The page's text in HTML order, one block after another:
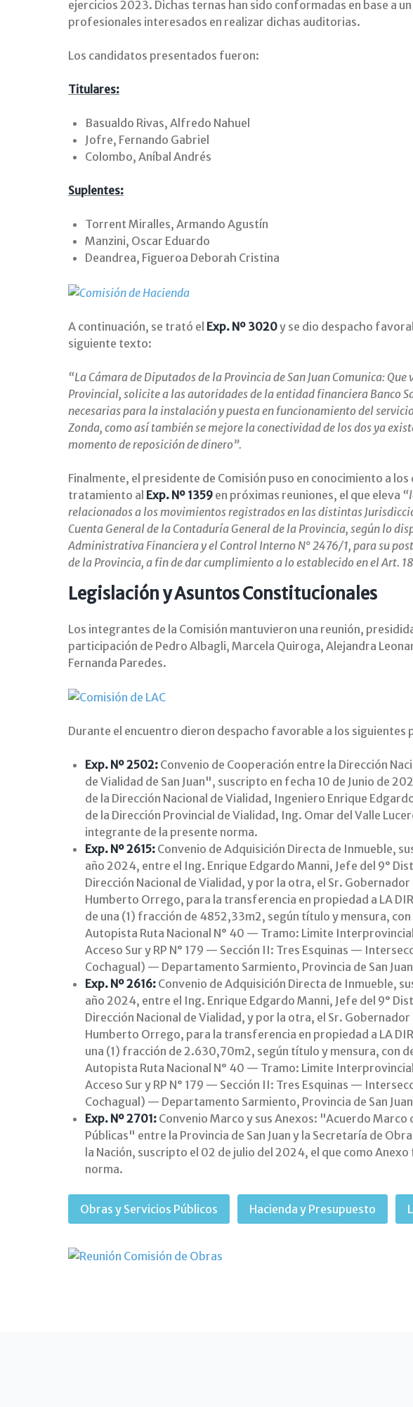
ejercicios 2023. Dichas ternas han sido conformadas en base a
profesionales interesados en realizar dichas auditorias.
Los candidatos presentados fueron:
Titulares:
Basualdo Rivas, Alfredo Nahuel
Jofre, Fernando Gabriel
Colombo, Aníbal Andrés
Suplentes:
Torrent Miralles, Armando Agustín
Manzini, Oscar Eduardo
Deandrea, Figueroa Deborah Cristina
A continuación, se trató el Exp. Nº 3020y se dio despacho
siguiente texto:
“La Cámara de Diputados de la Provincia de San Juan Comunica:
Provincial, solicite a las autoridades de la entidad financiera Banco
necesarias para la instalación y puesta en funcionamiento del
Zonda, como así también se mejore la conectividad de los dos ya
momento de reposición de dinero”.
Finalmente, el presidente de Comisión puso en conocimiento a
tratamiento al Exp. Nº 1359 en próximas reuniones, el que eleva
relacionados a los movimientos registrados en las distintas
Cuenta General de la Contaduría General de la Provincia, según lo
Administrativa Financiera y el Control Interno N° 2476/1, para su
de la Provincia, a fin de dar cumplimiento a lo establecido en el Art.
Legislación y Asuntos Constitucionales
Los integrantes de la Comisión mantuvieron una reunión,
participación de Pedro Albagli, Marcela Quiroga, Alejandra
Fernanda Paredes.
Durante el encuentro dieron despacho favorable a los siguientes
Exp. Nº 2502: Convenio de Cooperación entre la Dirección
de Vialidad de San Juan", suscripto en fecha 10 de Junio de
de la Dirección Nacional de Vialidad, Ingeniero Enrique
de la Dirección Provincial de Vialidad, Ing. Omar del Valle
integrante de la presente norma.
Exp. Nº 2615: Convenio de Adquisición Directa de Inmueble,
año 2024, entre el Ing. Enrique Edgardo Manni, Jefe del 9°
Dirección Nacional de Vialidad, y por la otra, el Sr. Gobernador
Humberto Orrego, para la transferencia en propiedad a LA
de una (1) fracción de 4852,33m2, según título y mensura,
Autopista Ruta Nacional N° 40 — Tramo: Limite
Acceso Sur y RP N° 179 — Sección II: Tres Esquinas —
Cochagual) — Departamento Sarmiento, Provincia de San
Exp. Nº 2616: Convenio de Adquisición Directa de Inmueble,
año 2024, entre el Ing. Enrique Edgardo Manni, Jefe del 9°
Dirección Nacional de Vialidad, y por la otra, el Sr. Gobernador
Humberto Orrego, para la transferencia en propiedad a LA
una (1) fracción de 2.630,70m2, según título y mensura, con
Autopista Ruta Nacional N° 40 — Tramo: Limite
Acceso Sur y RP N° 179 — Sección II: Tres Esquinas —
Cochagual) — Departamento Sarmiento, Provincia de San
Exp. Nº 2701: Convenio Marco y sus Anexos: "Acuerdo
Públicas" entre la Provincia de San Juan y la Secretaría de
la Nación, suscripto el 02 de julio del 2024, el que como
norma.
Obras y Servicios Públicos Hacienda y Presupuesto